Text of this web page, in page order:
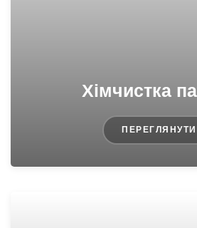
Хімчистка
ПЕРЕГЛЯНУТИ